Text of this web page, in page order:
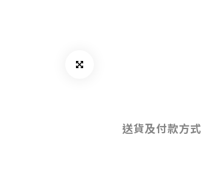
送貨及付款方式